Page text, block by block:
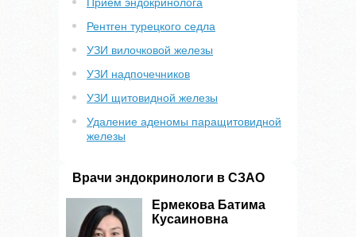
Рентген турецкого седла
УЗИ вилочковой железы
УЗИ надпочечников
УЗИ щитовидной железы
Удаление аденомы паращитовидной
железы
Врачи эндокринологи в СЗАО
Ермекова Батима
Кусаиновна